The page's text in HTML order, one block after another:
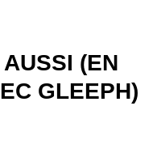
(EN
GLEEPH)